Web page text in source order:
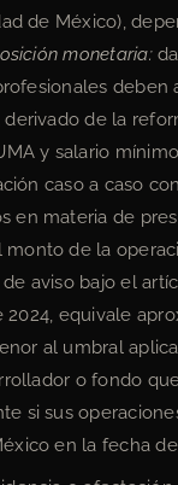
de México),
monetaria:
de la
y salario
caso a caso
materia de
de la
aviso bajo el
equivale
al umbral
o fondo
si sus
en la fecha